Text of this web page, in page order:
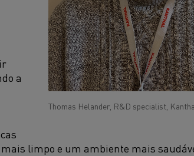
Thomas Helander, R&D specialist,
a
limpo e um ambiente mais